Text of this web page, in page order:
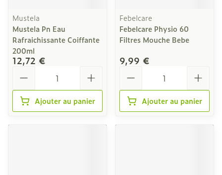
Mustela
Mustela Pn Eau
Rafraichissante Coiffante
200ml
12,72 €
Ajouter au panier
Febelcare
Febelcare Physio 60
Filtres Mouche Bebe
9,99 €
Ajouter au panier